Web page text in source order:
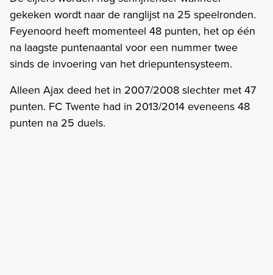
gekeken wordt naar de ranglijst na 25 speelronden.
Feyenoord heeft momenteel 48 punten, het op één
na laagste puntenaantal voor een nummer twee
sinds de invoering van het driepuntensysteem.
Alleen Ajax deed het in 2007/2008 slechter met 47
punten. FC Twente had in 2013/2014 eveneens 48
punten na 25 duels.